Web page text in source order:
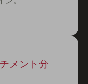
メント分